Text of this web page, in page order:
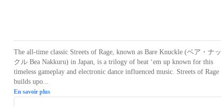
The all-time classic Streets of Rage, known as Bare Knuckle (ベア・ナッ
クル Bea Nakkuru) in Japan, is a trilogy of beat ‘em up known for this
timeless gameplay and electronic dance influenced music. Streets of Rage
builds upo...
En savoir plus